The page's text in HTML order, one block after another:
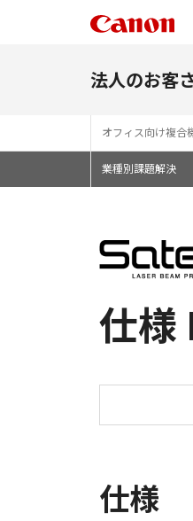
法人のお客
オフィス向け複合
業種別課題解決
仕様
仕様